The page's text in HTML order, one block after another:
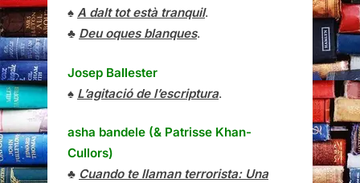
♠ A dalt tot està tranquil.
♣ Deu oques blanques.
Josep Ballester
♠ L’agitació de l’escriptura.
asha bandele (& Patrisse Khan-
Cullors)
♣ Cuando te llaman terrorista: Una